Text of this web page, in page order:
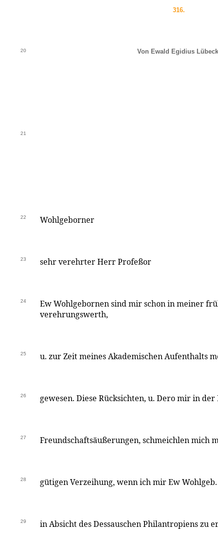
316.
20 Von Ewald Egidius
21
22 Wohlgeborner
23 sehr verehrter Herr Profeßor
24
Ew Wohlgebornen sind mir schon in meiner
verehrungswerth,
25 u. zur Zeit meines Akademischen Aufenthalts
26 gewesen. Diese Rücksichten, u. Dero mir in
27 Freundschaftsäußerungen, schmeichlen mich
28 gütigen Verzeihung, wenn ich mir Ew
29 in Absicht des Dessauschen Philantropiens zu